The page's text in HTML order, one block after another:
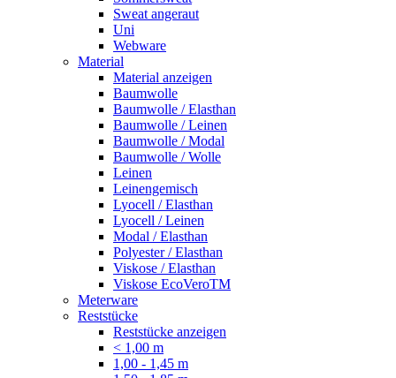
Sweat angeraut
Uni
Webware
Material
Material anzeigen
Baumwolle
Baumwolle / Elasthan
Baumwolle / Leinen
Baumwolle / Modal
Baumwolle / Wolle
Leinen
Leinengemisch
Lyocell / Elasthan
Lyocell / Leinen
Modal / Elasthan
Polyester / Elasthan
Viskose / Elasthan
Viskose EcoVeroTM
Meterware
Reststücke
Reststücke anzeigen
< 1,00 m
1,00 - 1,45 m